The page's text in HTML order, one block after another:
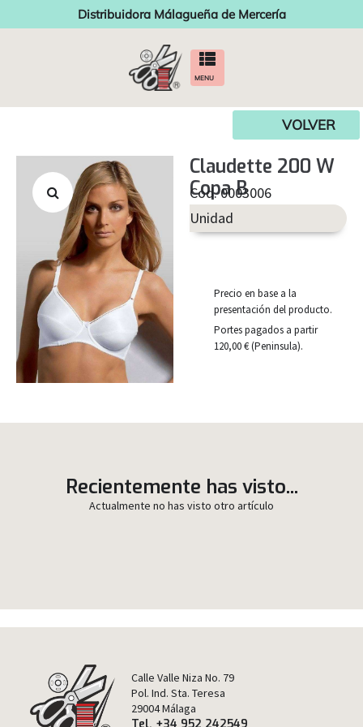
Distribuidora Málagueña de Mercería
MENU
VOLVER
Claudette 200 W
Copa B
Cod. 0003006
Unidad
Precio en base a la
presentación del producto.
Portes pagados a partir
120,00 € (Peninsula).
Recientemente has visto...
Actualmente no has visto otro artículo
Calle Valle Niza No. 79
Pol. Ind. Sta. Teresa
29004 Málaga